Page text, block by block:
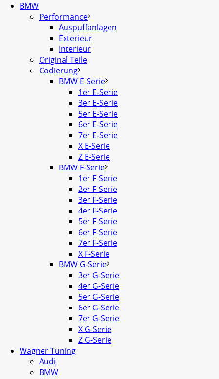
BMW
Performance
Auspuffanlagen
Exterieur
Interieur
Original Teile
Codierung
BMW E-Serie
1er E-Serie
3er E-Serie
5er E-Serie
6er E-Serie
7er E-Serie
X E-Serie
Z E-Serie
BMW F-Serie
1er F-Serie
2er F-Serie
3er F-Serie
4er F-Serie
5er F-Serie
6er F-Serie
7er F-Serie
X F-Serie
BMW G-Serie
3er G-Serie
4er G-Serie
5er G-Serie
6er G-Serie
7er G-Serie
X G-Serie
Z G-Serie
Wagner Tuning
Audi
BMW